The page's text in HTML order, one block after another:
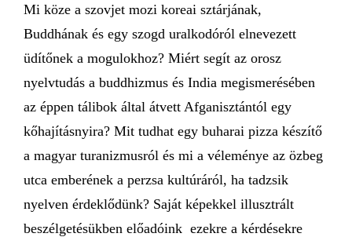
Mi köze a szovjet mozi koreai sztárjának,
Buddhának és egy szogd uralkodóról elnevezett
üdítőnek a mogulokhoz? Miért segít az orosz
nyelvtudás a buddhizmus és India megismerésében
az éppen tálibok által átvett Afganisztántól egy
kőhajításnyira? Mit tudhat egy buharai pizza készítő
a magyar turanizmusról és mi a véleménye az özbeg
utca emberének a perzsa kultúráról, ha tadzsik
nyelven érdeklődünk? Saját képekkel illusztrált
beszélgetésükben előadóink ezekre a kérdésekre